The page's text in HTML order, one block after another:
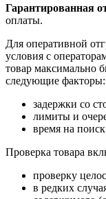
Гарантированная
оплаты.
Для оперативной
условия с
товар максимально
следующие факторы:
задержки со
лимиты и
время на
Проверка товара
проверку
в редких